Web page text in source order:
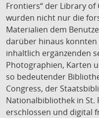
Frontiers“ der Library
wurden nicht nur die
Materialien dem
darüber hinaus
inhaltlich ergänzenden
Photographien, Karten
so bedeutender
Congress, der
Nationalbibliothek in St.
erschlossen und digital